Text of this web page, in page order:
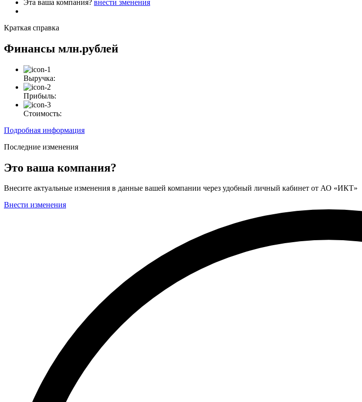
Эта ваша компания? внести зменения
Краткая справка
Финансы млн.рублей
Выручка:
Прибыль:
Стоимость:
Подробная информация
Последние изменения
Это ваша компания?
Внесите актуальные изменения в данные вашей компании через удобный личный кабинет от АО «ИКТ»
Внести изменения